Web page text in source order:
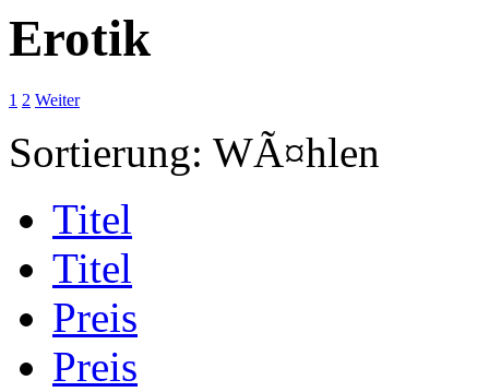
Erotik
1 2 Weiter
Sortierung: WÃ¤hlen
Titel
Titel
Preis
Preis